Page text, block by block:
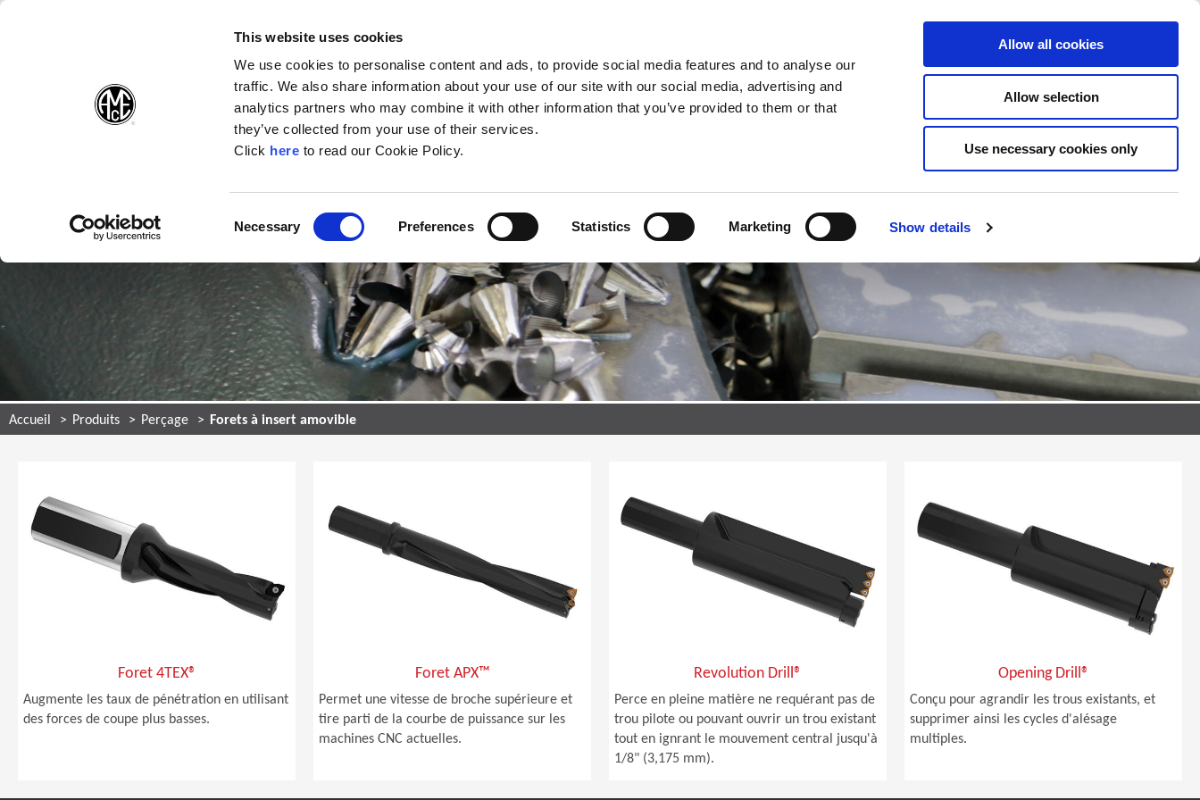
(Opens in a new window)
This website uses cookies
We use cookies to personalise content and ads, to provide social media features and to analyse our
traffic. We also share information about your use of our site with our social media, advertising and
analytics partners who may combine it with other information that you’ve provided to them or that
they’ve collected from your use of their services.
Click here(Opens in a new window)
to read our Cookie Policy.
Necessary Preferences Statistics Marketing Show details
Allow all cookies
Allow selection
Use necessary cookies only
Produits Entreprise Contact Outils en ligne Assistance
Accueil Produits Perçage Forets à insert amovible
Foret 4TEX®
Augmente les taux de pénétration en utilisant
des forces de coupe plus basses.
Foret APX™
Permet une vitesse de broche supérieure et
tire parti de la courbe de puissance sur les
machines CNC actuelles.
Revolution Drill®
Perce en pleine matière ne requérant pas de
trou pilote ou pouvant ouvrir un trou existant
tout en ignrant le mouvement central jusqu'à
1/8" (3,175 mm).
Opening Drill®
Conçu pour agrandir les trous existants, et
supprimer ainsi les cycles d'alésage
multiples.